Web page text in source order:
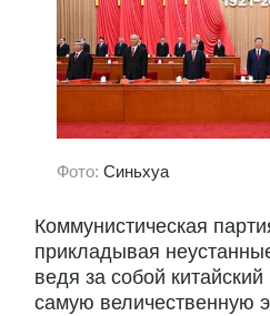
Фото: Синьхуа
Коммунистическая
прикладывая
ведя за собой
самую величественную